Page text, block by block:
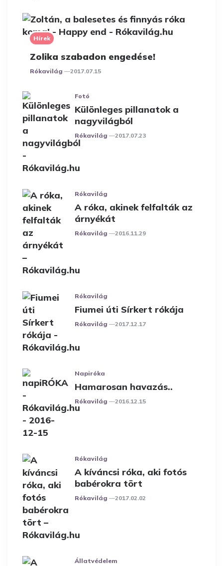
Hírek
Zolika szabadon engedése!
Posted
Rókavilág 2017.07.15
Fotó
Különleges pillanatok a
nagyvilágból
Posted
Rókavilág 2017.07.23
Rókavilág
A róka, akinek felfalták az
árnyékát
Posted
Rókavilág 2016.11.29
Rókavilág
Fiumei úti Sírkert rókája
Posted
Rókavilág 2017.12.17
Napiróka
Hamarosan havazás..
Posted
Rókavilág 2016.12.15
Rókavilág
A kíváncsi róka, aki fotós
babérokra tört
Posted
Rókavilág 2017.02.02
Állatvédelem